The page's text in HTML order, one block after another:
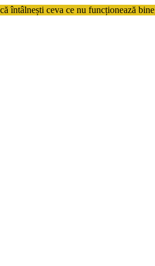
întâlnești ceva ce nu funcționează